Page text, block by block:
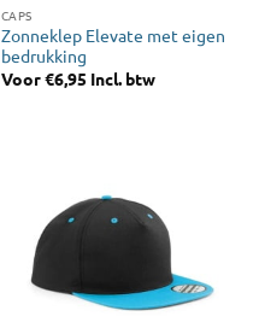
CAPS
Zonneklep Elevate met eigen
bedrukking
Voor€6,95 Incl. btw